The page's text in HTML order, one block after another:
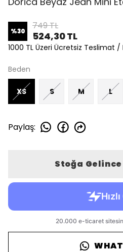
%30 749 TL
524,30 TL
1000 TL Üzeri Ücretsiz Teslimat
Beden
XS S M L
Paylaş:
Stoğa